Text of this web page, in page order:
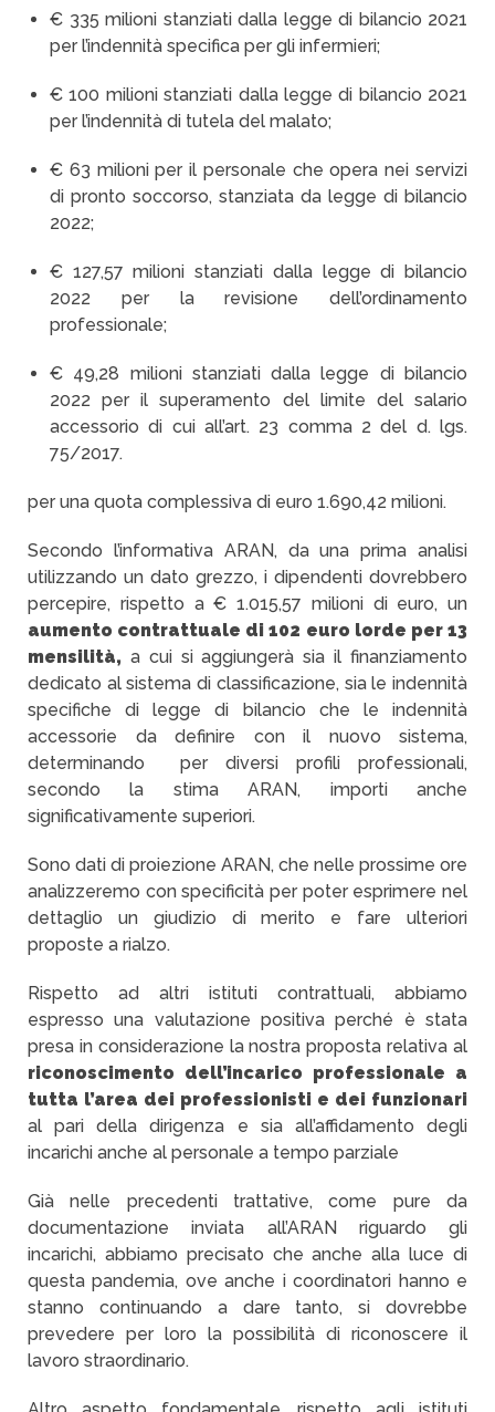
€ 335 milioni stanziati dalla legge di bilancio 2021
per l’indennità specifica per gli infermieri;
€ 100 milioni stanziati dalla legge di bilancio 2021
per l’indennità di tutela del malato;
€ 63 milioni per il personale che opera nei servizi
di pronto soccorso, stanziata da legge di bilancio
2022;
€ 127,57 milioni stanziati dalla legge di bilancio
2022 per la revisione dell’ordinamento
professionale;
€ 49,28 milioni stanziati dalla legge di bilancio
2022 per il superamento del limite del salario
accessorio di cui all’art. 23 comma 2 del d. lgs.
75/2017.
per una quota complessiva di euro 1.690,42 milioni.
Secondo l’informativa ARAN, da una prima analisi
utilizzando un dato grezzo, i dipendenti dovrebbero
percepire, rispetto a € 1.015,57 milioni di euro, un
aumento contrattuale di 102 euro lorde per 13
mensilità, a cui si aggiungerà sia il finanziamento
dedicato al sistema di classificazione, sia le indennità
specifiche di legge di bilancio che le indennità
accessorie da definire con il nuovo sistema,
determinando per diversi profili professionali,
secondo la stima ARAN, importi anche
significativamente superiori.
Sono dati di proiezione ARAN, che nelle prossime ore
analizzeremo con specificità per poter esprimere nel
dettaglio un giudizio di merito e fare ulteriori
proposte a rialzo.
Rispetto ad altri istituti contrattuali, abbiamo
espresso una valutazione positiva perché è stata
presa in considerazione la nostra proposta relativa al
riconoscimento dell’incarico professionale a
tutta l’area dei professionisti e dei funzionari
al pari della dirigenza e sia all’affidamento degli
incarichi anche al personale a tempo parziale
Già nelle precedenti trattative, come pure da
documentazione inviata all’ARAN riguardo gli
incarichi, abbiamo precisato che anche alla luce di
questa pandemia, ove anche i coordinatori hanno e
stanno continuando a dare tanto, si dovrebbe
prevedere per loro la possibilità di riconoscere il
lavoro straordinario.